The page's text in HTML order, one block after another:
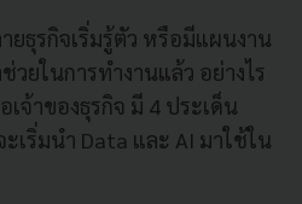
ธุรกิจเริ่มรู้ตัว หรือมีแผนงาน
วยในการทำงานแล้ว อย่างไร
จ้าของธุรกิจ มี 4 ประเด็น
เริ่มนำ Data และ AI มาใช้ใน